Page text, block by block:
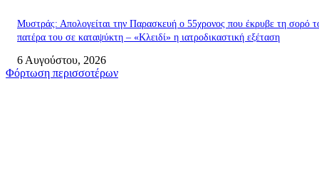
Μυστράς: Απολογείται την Παρασκευή ο 55χρονος που έκρυβε τη σορό
πατέρα του σε καταψύκτη – «Κλειδί» η ιατροδικαστική εξέταση
6 Αυγούστου, 2026
Φόρτωση περισσοτέρων